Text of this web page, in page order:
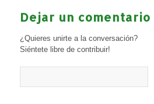
Dejar un comentario
¿Quieres unirte a la conversación?
Siéntete libre de contribuir!